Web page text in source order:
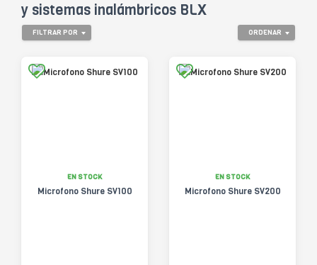
y sistemas inalámbricos BLX
ORDENAR
FILTRAR POR
EN STOCK
Microfono Shure SV100
EN STOCK
Microfono Shure SV200